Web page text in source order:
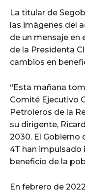
La titular de
las imágenes del
de un mensaje en
de la Presidenta
cambios en
“Esta mañana
Comité Ejecutivo
Petroleros de la
su dirigente,
2030. El Gobierno
4T han impulsado
beneficio de la
En febrero de